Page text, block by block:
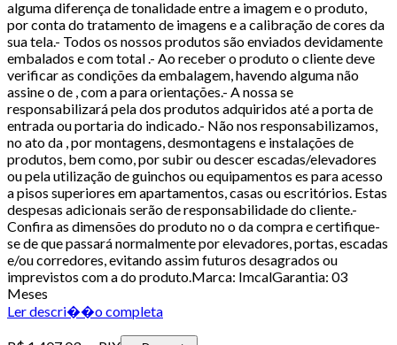
alguma diferença de tonalidade entre a imagem e o produto,
por conta do tratamento de imagens e a calibração de cores da
sua tela.- Todos os nossos produtos são enviados devidamente
embalados e com total .- Ao receber o produto o cliente deve
verificar as condições da embalagem, havendo alguma não
assine o de , com a para orientações.- A nossa se
responsabilizará pela dos produtos adquiridos até a porta de
entrada ou portaria do indicado.- Não nos responsabilizamos,
no ato da , por montagens, desmontagens e instalações de
produtos, bem como, por subir ou descer escadas/elevadores
ou pela utilização de guinchos ou equipamentos es para acesso
a pisos superiores em apartamentos, casas ou escritórios. Estas
despesas adicionais serão de responsabilidade do cliente.-
Confira as dimensões do produto no o da compra e certifique-
se de que passará normalmente por elevadores, portas, escadas
e/ou corredores, evitando assim futuros desagrados ou
imprevistos com a do produto.Marca: ImcalGarantia: 03
Meses
Ler descri��o completa